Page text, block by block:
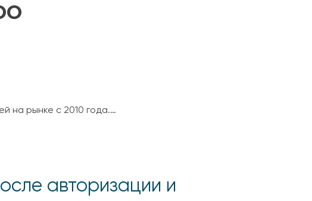
на рынке с 2010 года.…
авторизации и